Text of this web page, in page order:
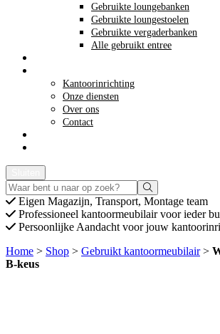
Gebruikte loungebanken
Gebruikte loungestoelen
Gebruikte vergaderbanken
Alle gebruikt entree
Kantoorinrichting
Onze diensten
Over ons
Contact
Eigen Magazijn, Transport, Montage team
Professioneel kantoormeubilair voor ieder
Persoonlijke Aandacht voor jouw
Home > Shop > Gebruikt kantoormeubilair>
B-keus